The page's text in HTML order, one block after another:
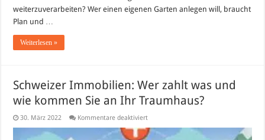
weiterzuverarbeiten? Wer einen eigenen Garten anlegen will, braucht
Plan und …
Weiterlesen »
Schweizer Immobilien: Wer zahlt was und
wie kommen Sie an Ihr Traumhaus?
30. März 2022 Kommentare deaktiviertfür
Immobilien: